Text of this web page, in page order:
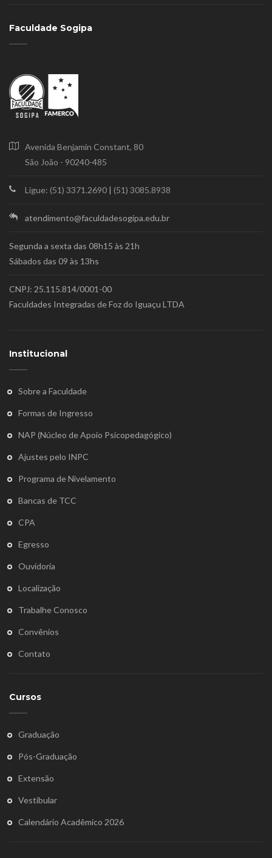
Faculdade Sogipa
Avenida Benjamin Constant, 80
São João - 90240-485
Ligue: (51) 3371.2690 | (51) 3085.8938
atendimento@faculdadesogipa.edu.br
Segunda a sexta das 08h15 às 21h
Sábados das 09 às 13hs
CNPJ: 25.115.814/0001-00
Faculdades Integradas de Foz do Iguaçu LTDA
Institucional
Sobre a Faculdade
Formas de Ingresso
NAP (Núcleo de Apoio Psicopedagógico)
Ajustes pelo INPC
Programa de Nivelamento
Bancas de TCC
CPA
Egresso
Ouvidoria
Localização
Trabalhe Conosco
Convênios
Contato
Cursos
Graduação
Pós-Graduação
Extensão
Vestibular
Calendário Acadêmico 2026